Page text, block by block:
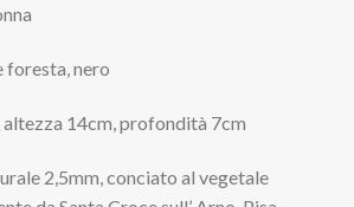
foresta, nero
altezza 14cm, profondità 7cm
2,5mm, conciato al vegetale